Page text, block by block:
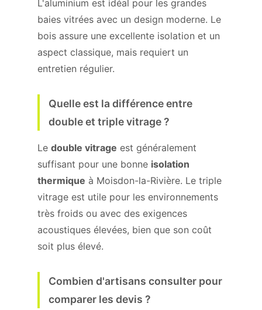
L'aluminium est idéal pour les grandes
baies vitrées avec un design moderne. Le
bois assure une excellente isolation et un
aspect classique, mais requiert un
entretien régulier.
Quelle est la différence entre
double et triple vitrage ?
Le double vitrage est généralement
suffisant pour une bonne isolation
thermique à Moisdon-la-Rivière. Le triple
vitrage est utile pour les environnements
très froids ou avec des exigences
acoustiques élevées, bien que son coût
soit plus élevé.
Combien d'artisans consulter pour
comparer les devis ?